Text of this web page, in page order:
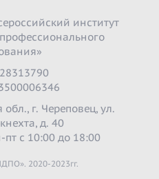
институт
г. Череповец, ул.
д. 40
с 10:00 до 18:00
2020-2023гг.